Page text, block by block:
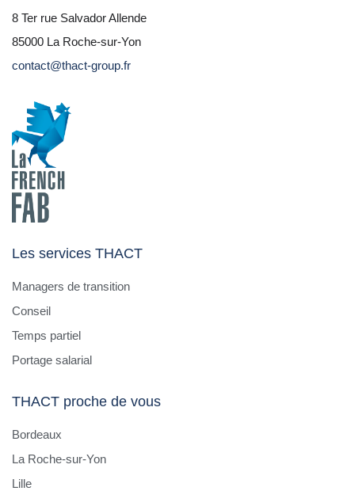
8 Ter rue Salvador Allende
85000 La Roche-sur-Yon
contact@thact-group.fr
Les services THACT
Managers de transition
Conseil
Temps partiel
Portage salarial
THACT proche de vous
Bordeaux
La Roche-sur-Yon
Lille